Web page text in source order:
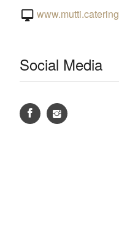
www.mutti.catering
Social Media